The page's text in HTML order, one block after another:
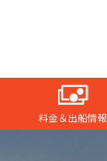
料金＆出船情報